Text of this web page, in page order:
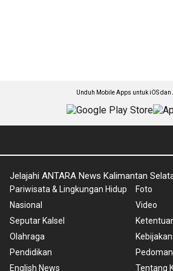
Unduh Mobile Apps untuk iOS dan
Jelajahi ANTARA News Kalimantan
Pariwisata & Lingkungan Hidup
Nasional
Seputar Kalsel
Olahraga
Pendidikan
English News
Foto
Video
Tentang